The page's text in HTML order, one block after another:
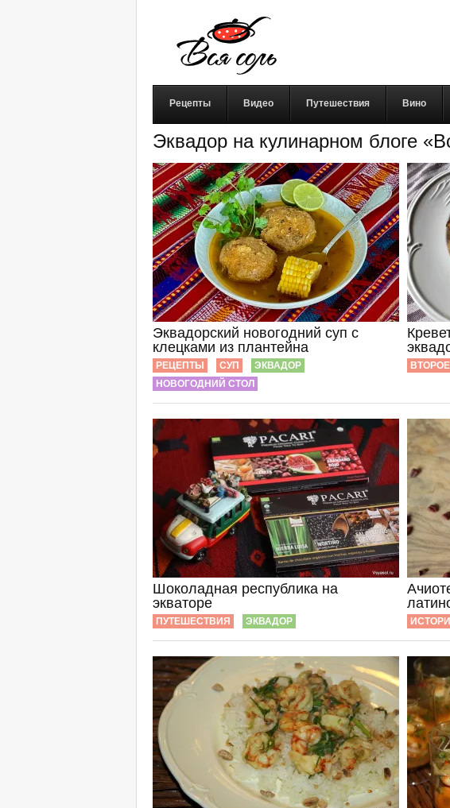
Рецепты Видео Путешествия Вино
Эквадор на кулинарном блоге
Эквадорский новогодний суп с
клецками из плантейна
РЕЦЕПТЫ СУП
ЭКВАДОР
НОВОГОДНИЙ СТОЛ
Шоколадная республика на
экваторе
ПУТЕШЕСТВИЯ ЭКВАДОР